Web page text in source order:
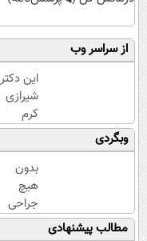
از سراسر وب
این دکتر
شیرازی
کرم
ترمیم
زخم
ایرانی را
ساخت!!!
وبگردی
بدون
هیچ
جراحی
و مطالب پیشنهادی